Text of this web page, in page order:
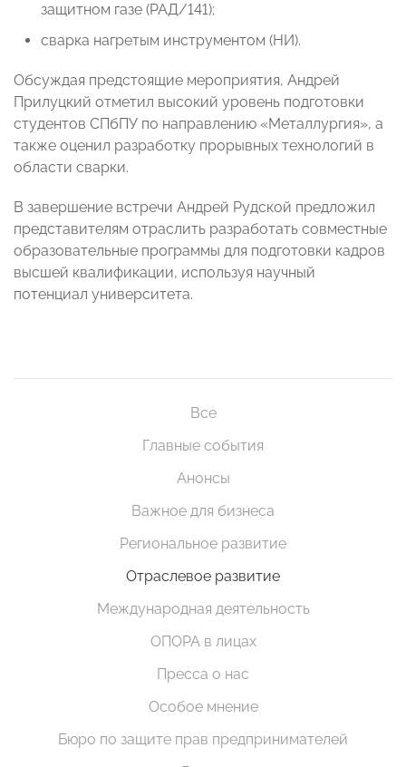
защитном газе (РАД/141);
сварка нагретым инструментом (НИ).
Обсуждая предстоящие мероприятия, Андрей
Прилуцкий отметил высокий уровень подготовки
студентов СПбПУ по направлению «Металлургия», а
также оценил разработку прорывных технологий в
области сварки.
В завершение встречи Андрей Рудской предложил
представителям отраслить разработать совместные
образовательные программы для подготовки кадров
высшей квалификации, используя научный
потенциал университета.
Все
Главные события
Анонсы
Важное для бизнеса
Региональное развитие
Отраслевое развитие
Международная деятельность
ОПОРА в лицах
Пресса о нас
Особое мнение
Бюро по защите прав предпринимателей